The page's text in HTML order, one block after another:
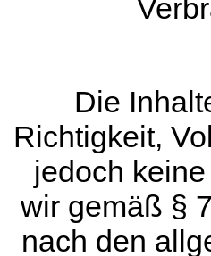
Die
Richtigkeit,
jedoch
wir gemäß §
nach den